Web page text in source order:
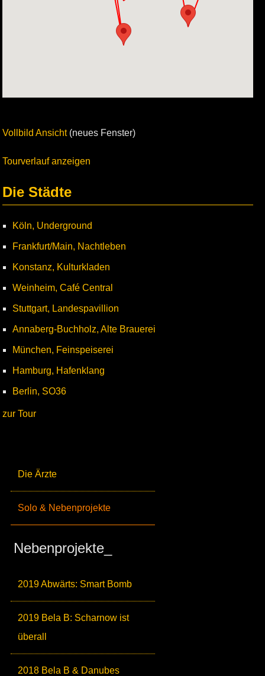
Die Ärzte
Solo & Nebenprojekte
Nebenprojekte_
2019 Abwärts: Smart Bomb
2019 Bela B: Scharnow ist
überall
2018 Bela B & Danubes
Vollbild Ansicht(neues Fenster)
Tourverlauf anzeigen
Die Städte
Köln, Underground
Frankfurt/Main, Nachtleben
Konstanz, Kulturkladen
Weinheim, Café Central
Stuttgart, Landespavillion
Annaberg-Buchholz, Alte Brauerei
München, Feinspeiserei
Hamburg, Hafenklang
Berlin, SO36
zur Tour